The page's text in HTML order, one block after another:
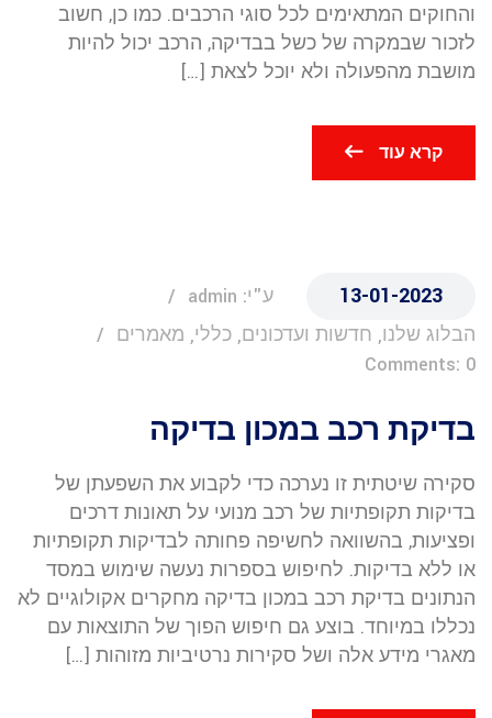
והחוקים המתאימים לכל סוגי הרכבים. כמו כן, חשוב
לזכור שבמקרה של כשל בבדיקה, הרכב יכול להיות
מושבת מהפעולה ולא יוכל לצאת […]
קרא עוד
13-01-2023
ע"י: admin
הבלוג שלנו, חדשות ועדכונים, כללי, מאמרים
Comments: 0
בדיקת רכב במכון בדיקה
סקירה שיטתית זו נערכה כדי לקבוע את השפעתן של
בדיקות תקופתיות של רכב מנועי על תאונות דרכים
ופציעות, בהשוואה לחשיפה פחותה לבדיקות תקופתיות
או ללא בדיקות. לחיפוש בספרות נעשה שימוש במסד
הנתונים בדיקת רכב במכון בדיקה מחקרים אקולוגיים לא
נכללו במיוחד. בוצע גם חיפוש הפוך של התוצאות עם
מאגרי מידע אלה ושל סקירות נרטיביות מזוהות […]